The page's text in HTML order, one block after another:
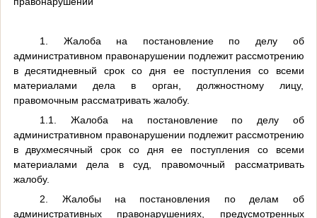
1. Жалоба на постановление по делу об
административном правонарушении подлежит рассмотрению
в десятидневный срок со дня ее поступления со всеми
материалами дела в орган, должностному лицу,
правомочным рассматривать жалобу.
1.1. Жалоба на постановление по делу об
административном правонарушении подлежит рассмотрению
в двухмесячный срок со дня ее поступления со всеми
материалами дела в суд, правомочный рассматривать
жалобу.
2. Жалобы на постановления по делам об
административных правонарушениях, предусмотренных